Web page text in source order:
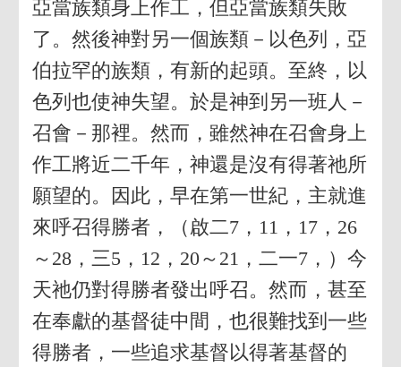
亞當族類身上作工，但亞當族類失敗
了。然後神對另一個族類－以色列，亞
伯拉罕的族類，有新的起頭。至終，以
色列也使神失望。於是神到另一班人－
召會－那裡。然而，雖然神在召會身上
作工將近二千年，神還是沒有得著祂所
願望的。因此，早在第一世紀，主就進
來呼召得勝者，（啟二7，11，17，26
～28，三5，12，20～21，二一7，）今
天祂仍對得勝者發出呼召。然而，甚至
在奉獻的基督徒中間，也很難找到一些
得勝者，一些追求基督以得著基督的